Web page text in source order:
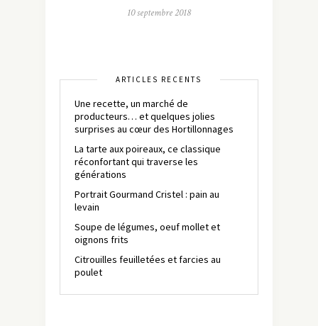
10 septembre 2018
ARTICLES RÉCENTS
Une recette, un marché de
producteurs… et quelques jolies
surprises au cœur des Hortillonnages
La tarte aux poireaux, ce classique
réconfortant qui traverse les
générations
Portrait Gourmand Cristel : pain au
levain
Soupe de légumes, oeuf mollet et
oignons frits
Citrouilles feuilletées et farcies au
poulet